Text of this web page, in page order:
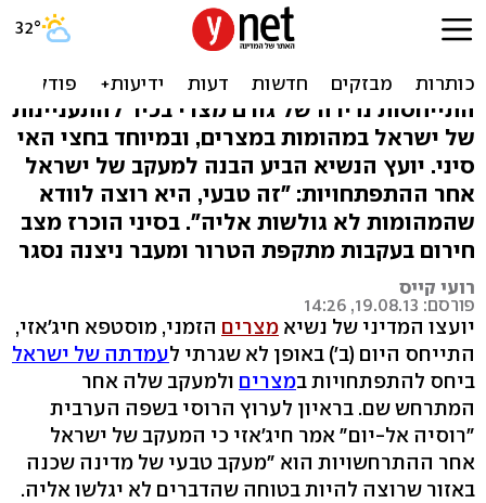
בכיר מצרי: מבינים את חשש
ישראל מזליגה
התייחסות נדירה של גורם מצרי בכיר להתעניינות
של ישראל במהומות במצרים, ובמיוחד בחצי האי
סיני. יועץ הנשיא הביע הבנה למעקב של ישראל
אחר ההתפתחויות: "זה טבעי, היא רוצה לוודא
שהמהומות לא גולשות אליה". בסיני הוכרז מצב
חירום בעקבות מתקפת הטרור ומעבר ניצנה נסגר
רועי קייס
פורסם: 19.08.13, 14:26
יועצו המדיני של נשיא מצרים הזמני, מוסטפא חיג'אזי,
התייחס היום (ב') באופן לא שגרתי לעמדתה של ישראל
ביחס להתפתחויות במצרים ולמעקב שלה אחר
המתרחש שם. בראיון לערוץ הרוסי בשפה הערבית
"רוסיה אל-יום" אמר חיג'אזי כי המעקב של ישראל
אחר ההתרחשויות הוא "מעקב טבעי של מדינה שכנה
באזור שרוצה להיות בטוחה שהדברים לא יגלשו אליה.